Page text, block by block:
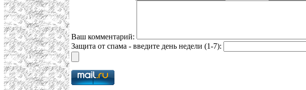
Ваш комментарий:
Защита от спама - введите день недели (1-7):